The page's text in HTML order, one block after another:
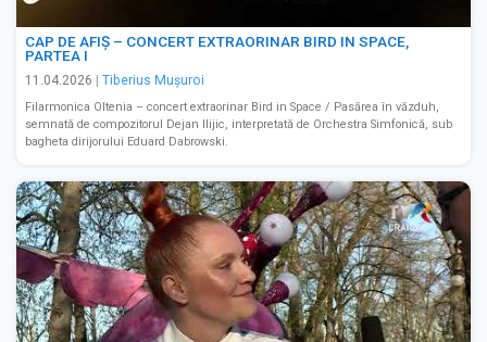
CAP DE AFIȘ – CONCERT EXTRAORINAR BIRD IN SPACE,
PARTEA I
11.04.2026 Tiberius Muşuroi
Filarmonica Oltenia – concert extraorinar Bird in Space / Pasărea în văzduh,
semnată de compozitorul Dejan Ilijic, interpretată de Orchestra Simfonică, sub
bagheta dirijorului Eduard Dabrowski.